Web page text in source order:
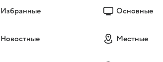
Избранные Основные
Новостные Местные